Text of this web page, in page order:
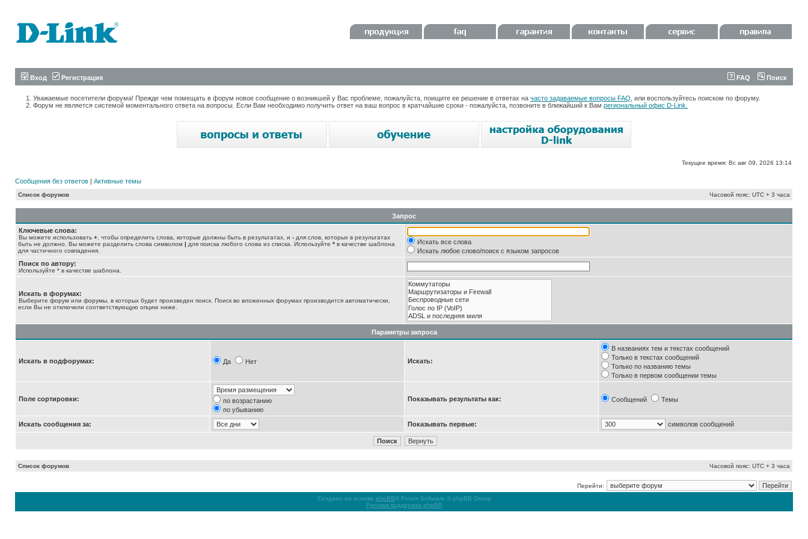
Вход Регистрация FAQ Поиск
Уважаемые посетители форума! Прежде чем помещать в форум новое сообщение о возникшей у Вас проблеме, пожалуйста, поищите ее решение в ответах на часто задаваемые вопросы FAQ , или воспользуйтесь поиском по форуму.
Форум не является системой моментального ответа на вопросы. Если Вам необходимо получить ответ на ваш вопрос в кратчайшие сроки - пожалуйста, позвоните в ближайший к Вам региональный офис D-Link.
Текущее время: Вс авг 09, 2026 13:14
Сообщения без ответов | Активные темы
Список форумов Часовой пояс: UTC + 3 часа
Запрос
Ключевые слова:
Вы можете использовать + , чтобы определить слова, которые должны быть в результатах, и - для слов, которых в результатах
быть не должно. Вы можете разделить слова символом | для поиска любого слова из списка. Используйте * в качестве шаблона
для частичного совпадения.
Искать все слова
Искать любое слово/поиск с языком запросов
Поиск по автору:
Используйте * в качестве шаблона.
Искать в форумах:
Выберите форум или форумы, в которых будет произведен поиск. Поиск во вложенных форумах производится автоматически,
если Вы не отключили соответствующую опцию ниже.
Параметры запроса
Искать в подфорумах: Да Нет Искать:
В названиях тем и текстах сообщений
Только в текстах сообщений
Только по названию темы
Только в первом сообщении темы
Поле сортировки:
по возрастанию
по убыванию
Показывать результаты как: Сообщений Темы
Искать сообщения за: Показывать первые: символов сообщений
Список форумов Часовой пояс: UTC + 3 часа
Перейти:
Создано на основе phpBB® Forum Software © phpBB Group
Русская поддержка phpBB